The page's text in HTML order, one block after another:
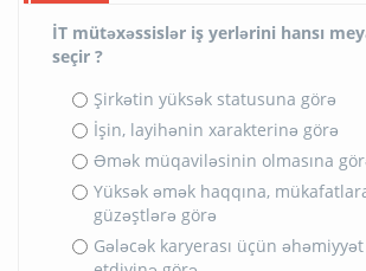
İT mütəxəssislər iş yerlərini hansı
seçir ?
Şirkətin yüksək statusuna görə
İşin, layihənin xarakterinə görə
Əmək müqaviləsinin olmasına
Yüksək əmək haqqına,
güzəştlərə görə
Gələcək karyerası üçün